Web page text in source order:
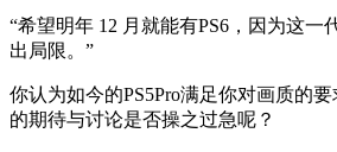
“希望明年 12 月就能有PS6，因为这一
出局限。”
你认为如今的PS5Pro满足你对画质的
的期待与讨论是否操之过急呢？